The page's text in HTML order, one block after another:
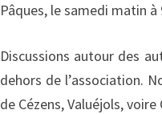
Pâques, le samedi matin à
Discussions autour des
dehors de l’association.
de Cézens, Valuéjols, voire